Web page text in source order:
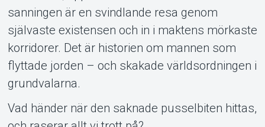
Support
sanningen är en svindlande resa genom
självaste existensen och in i maktens mörkaste
korridorer. Det är historien om mannen som
flyttade jorden – och skakade världsordningen i
grundvalarna.
Vad händer när den saknade pusselbiten hittas,